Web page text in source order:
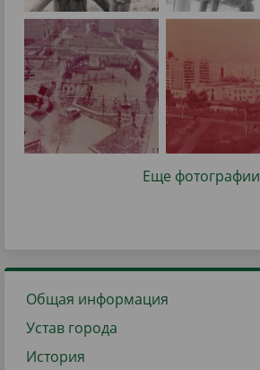
Еще фотографии
Общая информация
Устав города
История